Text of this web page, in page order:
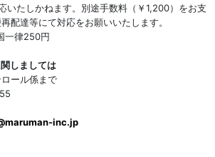
いたしかねます。別途手数料（￥1,200）をお支
配達等にて対応をお願いいたします。
一律250円
しましては
ール係まで
inc.jp